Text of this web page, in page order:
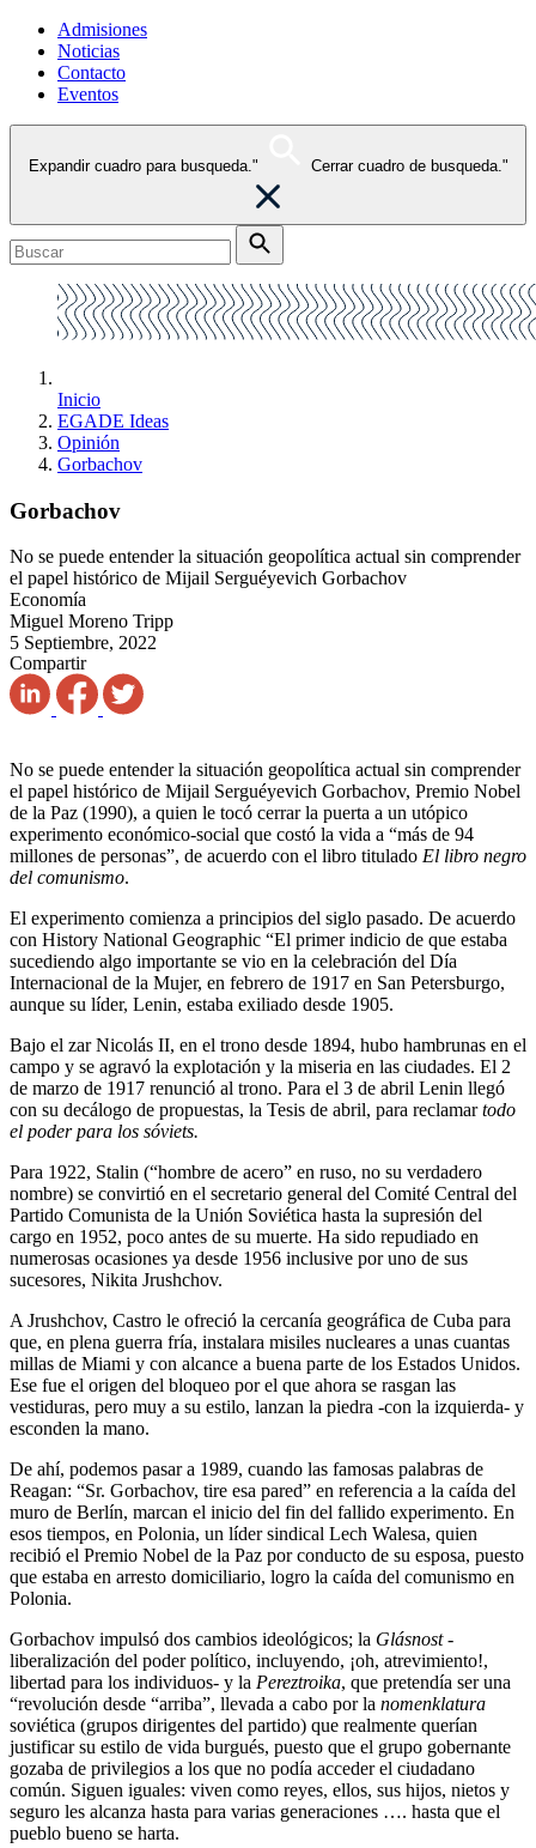
Admisiones
Noticias
Contacto
Eventos
Expandir cuadro para busqueda." Cerrar cuadro de busqueda."
Inicio
EGADE Ideas
Opinión
Gorbachov
Gorbachov
No se puede entender la situación geopolítica actual sin comprender
el papel histórico de Mijail Serguéyevich Gorbachov
Economía
Miguel Moreno Tripp
5 Septiembre, 2022
Compartir
No se puede entender la situación geopolítica actual sin comprender
el papel histórico de Mijail Serguéyevich Gorbachov, Premio Nobel
de la Paz (1990), a quien le tocó cerrar la puerta a un utópico
experimento económico-social que costó la vida a “más de 94
millones de personas”, de acuerdo con el libro titulado El libro negro
del comunismo.
El experimento comienza a principios del siglo pasado. De acuerdo
con History National Geographic “El primer indicio de que estaba
sucediendo algo importante se vio en la celebración del Día
Internacional de la Mujer, en febrero de 1917 en San Petersburgo,
aunque su líder, Lenin, estaba exiliado desde 1905.
Bajo el zar Nicolás II, en el trono desde 1894, hubo hambrunas en el
campo y se agravó la explotación y la miseria en las ciudades. El 2
de marzo de 1917 renunció al trono. Para el 3 de abril Lenin llegó
con su decálogo de propuestas, la Tesis de abril, para reclamartodo
el poder para los sóviets.
Para 1922, Stalin (“hombre de acero” en ruso, no su verdadero
nombre) se convirtió en el secretario general del Comité Central del
Partido Comunista de la Unión Soviética hasta la supresión del
cargo en 1952, poco antes de su muerte. Ha sido repudiado en
numerosas ocasiones ya desde 1956 inclusive por uno de sus
sucesores, Nikita Jrushchov.
A Jrushchov, Castro le ofreció la cercanía geográfica de Cuba para
que, en plena guerra fría, instalara misiles nucleares a unas cuantas
millas de Miami y con alcance a buena parte de los Estados Unidos.
Ese fue el origen del bloqueo por el que ahora se rasgan las
vestiduras, pero muy a su estilo, lanzan la piedra -con la izquierda- y
esconden la mano.
De ahí, podemos pasar a 1989, cuando las famosas palabras de
Reagan: “Sr. Gorbachov, tire esa pared” en referencia a la caída del
muro de Berlín, marcan el inicio del fin del fallido experimento. En
esos tiempos, en Polonia, un líder sindical Lech Walesa, quien
recibió el Premio Nobel de la Paz por conducto de su esposa, puesto
que estaba en arresto domiciliario, logro la caída del comunismo en
Polonia.
Gorbachov impulsó dos cambios ideológicos; la Glásnost-
liberalización del poder político, incluyendo, ¡oh, atrevimiento!,
libertad para los individuos- y la Pereztroika, que pretendía ser una
“revolución desde “arriba”, llevada a cabo por la nomenklatura
soviética (grupos dirigentes del partido) que realmente querían
justificar su estilo de vida burgués, puesto que el grupo gobernante
gozaba de privilegios a los que no podía acceder el ciudadano
común. Siguen iguales: viven como reyes, ellos, sus hijos, nietos y
seguro les alcanza hasta para varias generaciones …. hasta que el
pueblo bueno se harta.